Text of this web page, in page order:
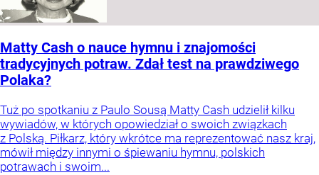
Matty Cash o nauce hymnu i znajomości
tradycyjnych potraw. Zdał test na prawdziwego
Polaka?
Tuż po spotkaniu z Paulo Sousą Matty Cash udzielił kilku
wywiadów, w których opowiedział o swoich związkach
z Polską. Piłkarz, który wkrótce ma reprezentować nasz kraj,
mówił między innymi o śpiewaniu hymnu, polskich
potrawach i swoim...